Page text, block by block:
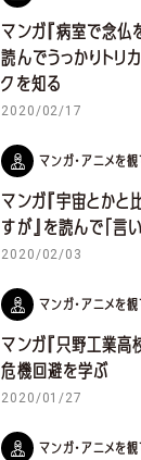
マンガ『病室で念仏
読んでうっかりトリ
クを知る
2020/02/17
マンガ・アニメを観
マンガ『宇宙とかと
すが』を読んで「言
2020/02/03
マンガ・アニメを観
マンガ『只野工業高
危機回避を学ぶ
2020/01/27
マンガ・アニメを観